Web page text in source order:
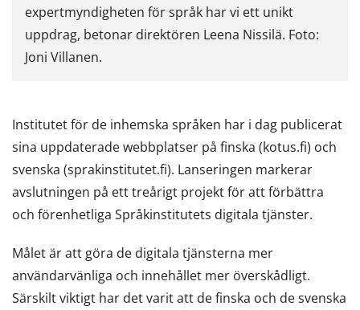
expertmyndigheten för språk har vi ett unikt
uppdrag, betonar direktören Leena Nissilä. Foto:
Joni Villanen.
Institutet för de inhemska språken har i dag publicerat
sina uppdaterade webbplatser på finska (kotus.fi) och
svenska (sprakinstitutet.fi). Lanseringen markerar
avslutningen på ett treårigt projekt för att förbättra
och förenhetliga Språkinstitutets digitala tjänster.
Målet är att göra de digitala tjänsterna mer
användarvänliga och innehållet mer överskådligt.
Särskilt viktigt har det varit att de finska och de svenska